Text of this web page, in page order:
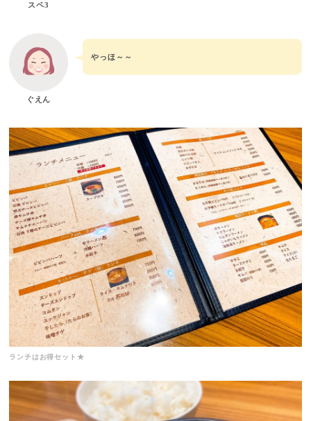
スペ3
ぐえん
やっほ～～
ランチはお得セット★